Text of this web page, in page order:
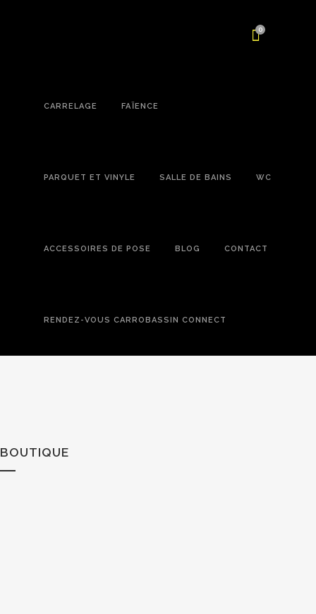
0
CARRELAGE FAÏENCE
PARQUET ET VINYLE SALLE DE BAINS WC
ACCESSOIRES DE POSE BLOG CONTACT
RENDEZ-VOUS CARROBASSIN CONNECT
BOUTIQUE